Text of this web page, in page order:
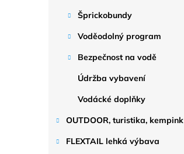
Šprickobundy
Voděodolný program
Bezpečnost na vodě
Údržba vybavení
Vodácké doplňky
OUTDOOR, turistika, kempink
FLEXTAIL lehká výbava